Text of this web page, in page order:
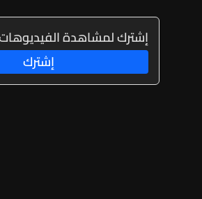
إشترك لمشاهدة الفيديوهات
إشترك